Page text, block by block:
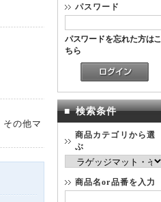
の他マ
パスワード
パスワードを忘れた方はこ
ちら
■ 検索条件
商品カテゴリから選
ぶ
商品名or品番を入力